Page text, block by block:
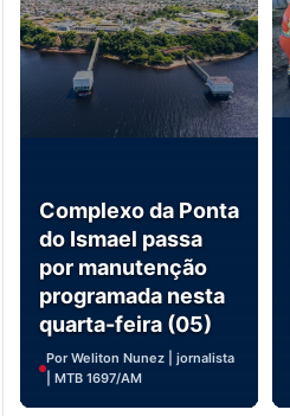
Complexo da Ponta
do Ismael passa
por manutenção
programada nesta
quarta-feira (05)
Por Weliton Nunez | jornalista
| MTB 1697/AM